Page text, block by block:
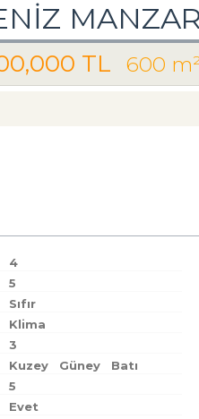
TL 600
4
5
Sıfır
Klima
3
Kuzey Güney Batı
5
Evet